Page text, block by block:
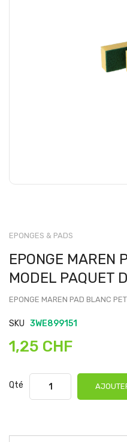
EPONGES & PADS
EPONGE MAREN
MODEL PAQUET
EPONGE MAREN PAD BLANC
SKU 3WE899151
1,25 CHF
Qté